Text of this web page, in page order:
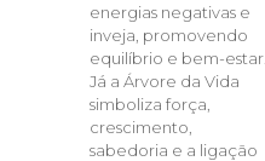
energias negativas e
inveja, promovendo
equilíbrio e bem-estar.
Já a Árvore da Vida
simboliza força,
crescimento,
sabedoria e a ligação